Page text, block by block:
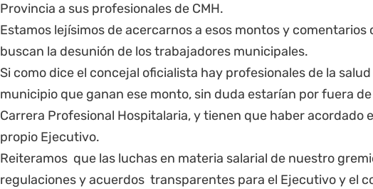
Provincia a sus profesionales de CMH.
Estamos lejísimos de acercarnos a esos montos y comentarios
buscan la desunión de los trabajadores municipales.
Si como dice el concejal oficialista hay profesionales de la
municipio que ganan ese monto, sin duda estarían por fuera
Carrera Profesional Hospitalaria, y tienen que haber acordado
propio Ejecutivo.
Reiteramos que las luchas en materia salarial de nuestro
regulaciones y acuerdos transparentes para el Ejecutivo y el